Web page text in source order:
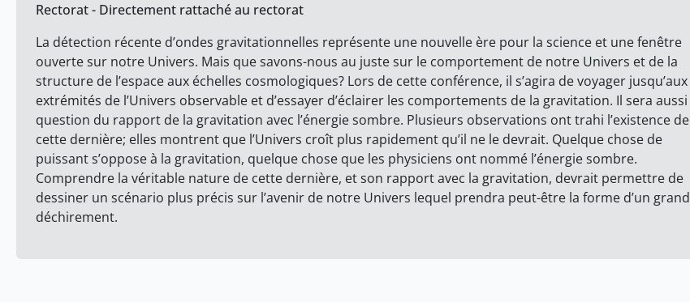
Rectorat - Directement rattaché au rectorat
La détection récente d’ondes gravitationnelles représente une nouvelle ère pour la science et une fenêtre
ouverte sur notre Univers. Mais que savons-nous au juste sur le comportement de notre Univers et de la
structure de l’espace aux échelles cosmologiques? Lors de cette conférence, il s’agira de voyager jusqu’aux
extrémités de l’Univers observable et d’essayer d’éclairer les comportements de la gravitation. Il sera aussi
question du rapport de la gravitation avec l’énergie sombre. Plusieurs observations ont trahi l’existence de
cette dernière; elles montrent que l’Univers croît plus rapidement qu’il ne le devrait. Quelque chose de
puissant s’oppose à la gravitation, quelque chose que les physiciens ont nommé l’énergie sombre.
Comprendre la véritable nature de cette dernière, et son rapport avec la gravitation, devrait permettre de
dessiner un scénario plus précis sur l’avenir de notre Univers lequel prendra peut-être la forme d’un grand
déchirement.